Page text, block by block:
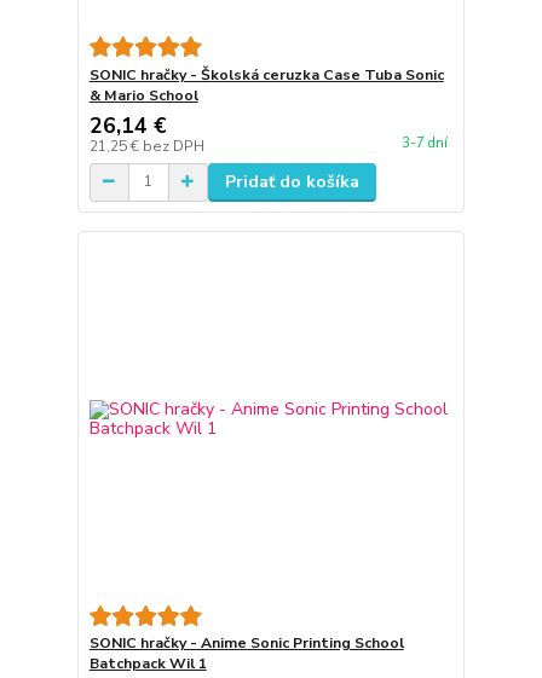
SONIC hračky - Školská ceruzka Case Tuba Sonic
& Mario School
26,14 €
21,25 € bez DPH 3-7 dní
Pridať do košíka
SONIC hračky - Anime Sonic Printing School
Batchpack Wil 1